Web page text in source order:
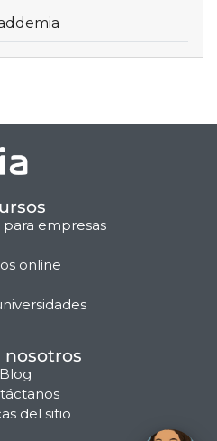
empresas
online
nosotros
Blog
del sitio